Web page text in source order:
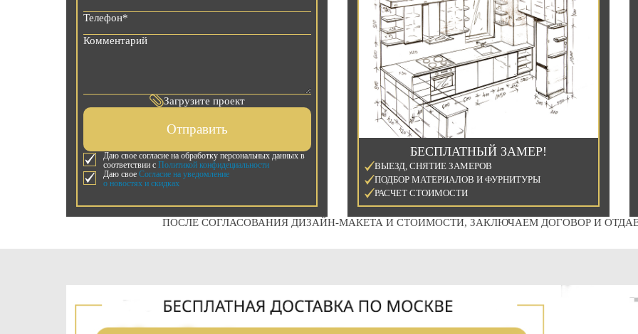
Загрузите проект
Отправить
Даю свое согласие на обработку персональных данных в
соответствии с Политикой конфидециальности
Даю свое Согласие на уведомление
о новостях и скидках
БЕСПЛАТНЫЙ ЗАМЕР!
ВЫЕЗД, СНЯТИЕ ЗАМЕРОВ
ПОДБОР МАТЕРИАЛОВ И ФУРНИТУРЫ
РАСЧЕТ СТОИМОСТИ
ПОСЛЕ СОГЛАСОВАНИЯ ДИЗАЙН-МАКЕТА И СТОИМОСТИ, ЗАКЛЮЧАЕМ ДОГОВОР И